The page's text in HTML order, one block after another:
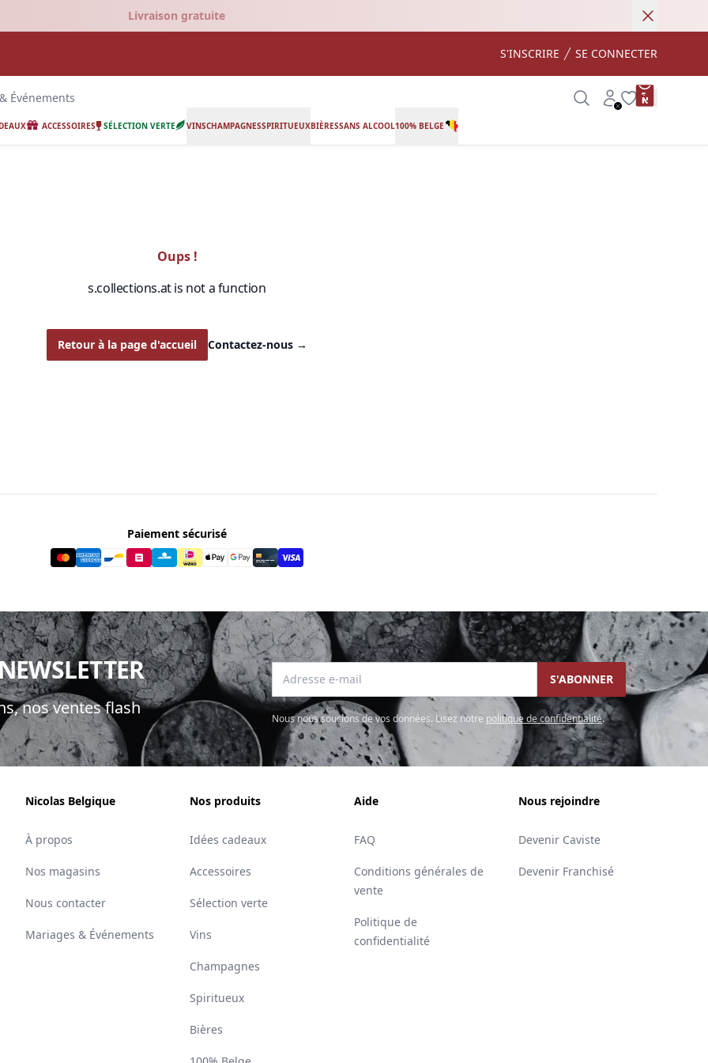
Livraison gratuite Annuler
S'INSCRIRE SE CONNECTER
Événements SearchAccount
Wishlistproduct
ACCESSOIRES SÉLECTION VERTE VINSCHAMPAGNESSPIRITUEUXBIÈRESSANS ALCOOL100% BELGE
Oups !
s.collections.at is not a function
Retour à la page d'accueil Contactez-nous →
Paiement sécurisé
nos ventes flash
Adresse e-mail S'ABONNER
Nous nous soucions de vos données. Lisez notre politique de confidentialité.
Nicolas Belgique
À propos
Nos magasins
Nous contacter
Mariages & Événements
Nos produits
Idées cadeaux
Accessoires
Sélection verte
Vins
Champagnes
Spiritueux
Bières
Aide
FAQ
Conditions générales de
vente
Politique de
confidentialité
Nous rejoindre
Devenir Caviste
Devenir Franchisé